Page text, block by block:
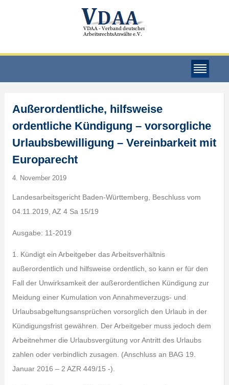
Außerordentliche, hilfsweise
ordentliche Kündigung – vorsorgliche
Urlaubsbewilligung – Vereinbarkeit mit
Europarecht
4. November 2019
Landesarbeitsgericht Baden-Württemberg, Beschluss vom
04.11.2019, AZ 4 Sa 15/19
Ausgabe: 11-2019
1. Kündigt ein Arbeitgeber das Arbeitsverhältnis
außerordentlich und hilfsweise ordentlich, so kann er für den
Fall der Unwirksamkeit der außerordentlichen Kündigung zur
Meidung einer Kumulation von Annahmeverzugs- und
Urlaubsabgeltungsansprüchen vorsorglich den Urlaub in der
Kündigungsfrist gewähren. Der Arbeitgeber muss jedoch dem
Arbeitnehmer die Urlaubsvergütung vor Antritt des Urlaubs
zahlen oder verbindlich zusagen. (Anschluss an BAG 19.
Januar 2016 – 2 AZR 449/15 -).